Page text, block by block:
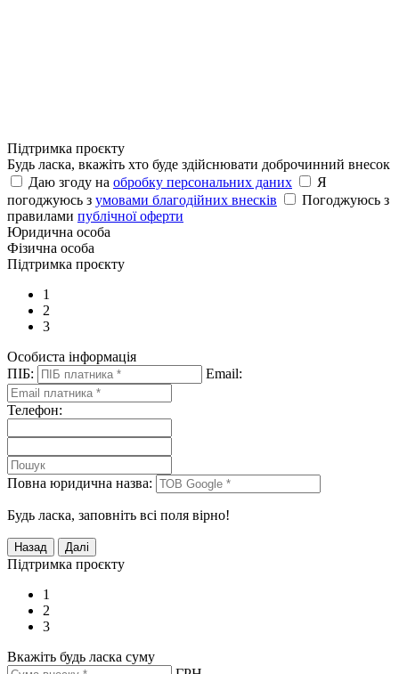
Підтримка проєкту
Будь ласка, вкажіть хто буде здійснювати доброчинний внесок
Даю згоду на обробку персональних даних
Я
погоджуюсь з умовами благодійних внесків
Погоджуюсь з
правилами публічної оферти
Юридична особа
Фізична особа
Підтримка проєкту
1
2
3
Особиста інформація
ПІБ:
Email:
Телефон:
Повна юридична назва:
Будь ласка, заповніть всі поля вірно!
Підтримка проєкту
1
2
3
Вкажіть будь ласка суму